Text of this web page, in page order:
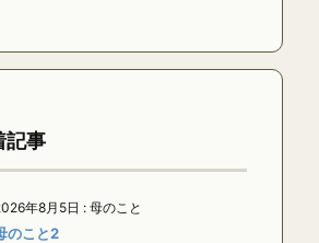
記事
年8月5日 : 母のこと
のこと2